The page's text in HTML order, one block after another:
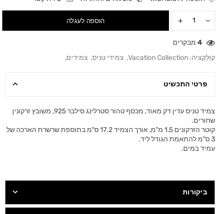
הוספה לעגלה
4 מבקרים
קולקציה: Vacation Collection
, צמידי טניס, צמידים,
פרטי התכשיט
צמיד טניס עדין דק מאוד, מכסף טהור סטרלינג סילבר 925, משובץ זרקונין
שחורים.
קוטר הזרקונים 1.5 מ"מ, אורך הצמיד 17.2 ס"מ בתוספת שרשרת הארכה של
3 ס"מ להתאמת הגודל ליד.
עמיד במים.
ביקורות